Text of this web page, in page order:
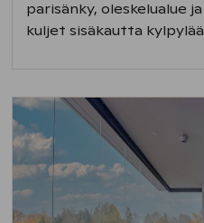
parisänky, oleskelualue
kuljet sisäkautta